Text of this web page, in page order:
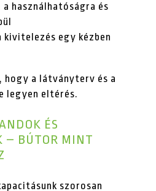
a használhatóságra és
kivitelezés egy kézben
hogy a látványterv és a
legyen eltérés.
ÉS
– BÚTOR MINT
szorosan